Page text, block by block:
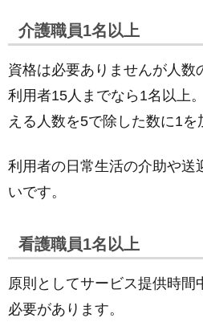
介護職員1名以上
資格は必要ありませんが人数
利用者15人までなら1名以上
える人数を5で除した数に1を
利用者の日常生活の介助や送
いです。
看護職員1名以上
原則としてサービス提供時間
必要があります。